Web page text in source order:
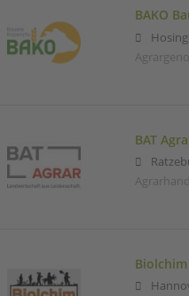
BAKO
BAT